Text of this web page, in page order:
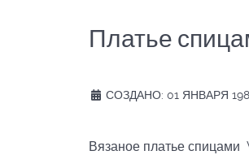
Платье
СОЗДАНО: 01 ЯНВАРЯ
Вязаное платье спицами